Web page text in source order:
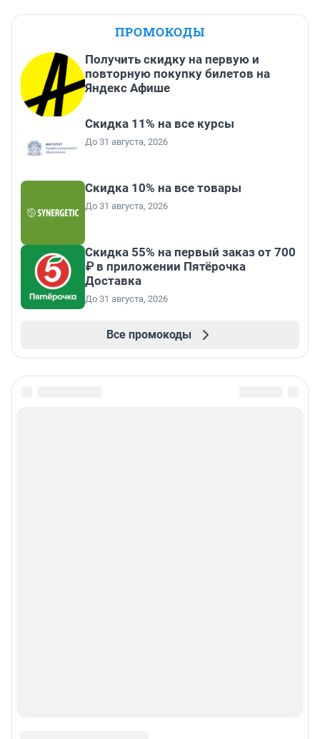
ПРОМОКОДЫ
Получить скидку на первую и
повторную покупку билетов на
Яндекс Афише
Скидка 11% на все курсы
До 31 августа, 2026
Скидка 10% на все товары
До 31 августа, 2026
Скидка 55% на первый заказ от 700
₽ в приложении Пятёрочка
Доставка
До 31 августа, 2026
Все промокоды